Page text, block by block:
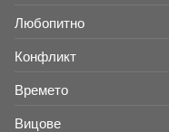
Любопитно
Конфликт
Времето
Вицове